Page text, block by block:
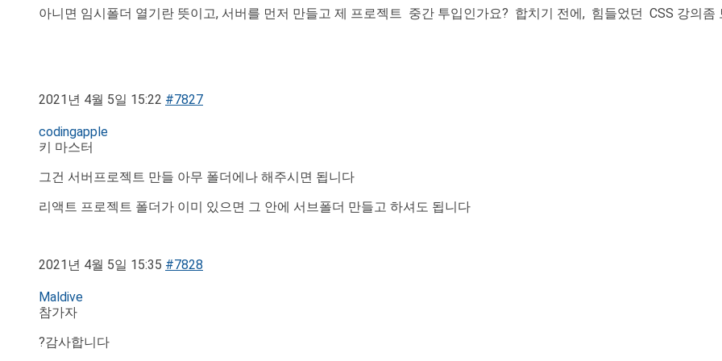
아니면 임시폴더 열기란 뜻이고, 서버를 먼저 만들고 제 프로젝트 중간 투입인가요? 합치기 전에, 힘들었던 CSS 강의좀
2021년 4월 5일 15:22 #7827
codingapple
키 마스터
그건 서버프로젝트 만들 아무 폴더에나 해주시면 됩니다
리액트 프로젝트 폴더가 이미 있으면 그 안에 서브폴더 만들고 하셔도 됩니다
2021년 4월 5일 15:35 #7828
Maldive
참가자
?감사합니다